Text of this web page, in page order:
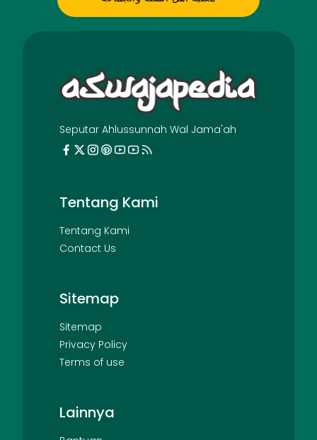
Seputar Ahlussunnah Wal Jama'ah
Tentang Kami
Tentang Kami
Contact Us
Sitemap
Sitemap
Privacy Policy
Terms of use
Lainnya